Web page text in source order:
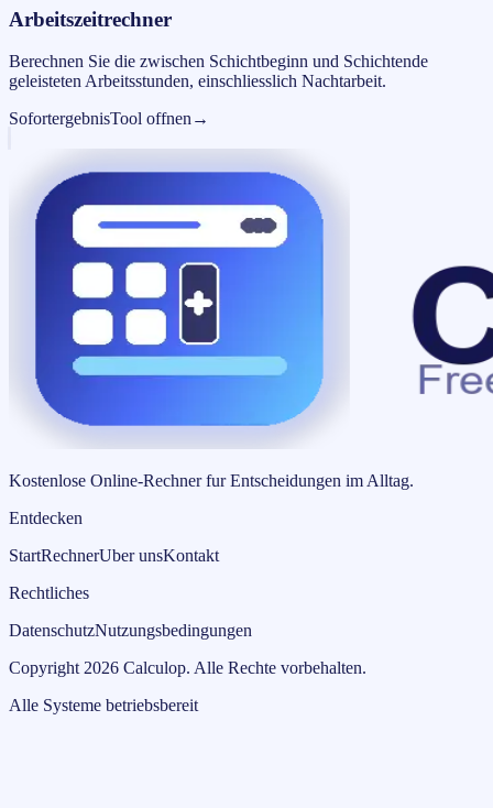
Arbeitszeitrechner
Berechnen Sie die zwischen Schichtbeginn und Schichtende
geleisteten Arbeitsstunden, einschliesslich Nachtarbeit.
SofortergebnisTool offnen →
Kostenlose Online-Rechner fur Entscheidungen im Alltag.
Entdecken
StartRechnerUber unsKontakt
Rechtliches
DatenschutzNutzungsbedingungen
Copyright 2026 Calculop. Alle Rechte vorbehalten.
Alle Systeme betriebsbereit